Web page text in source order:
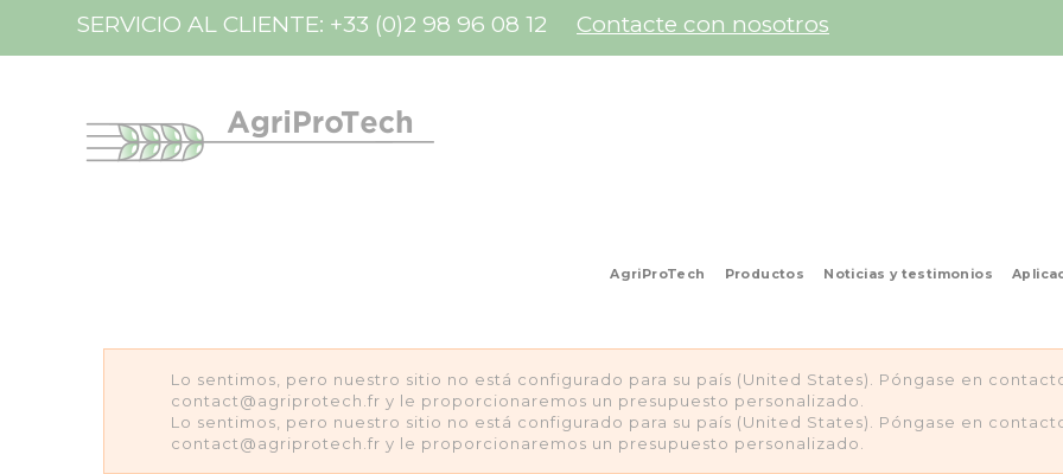
SERVICIO AL CLIENTE: +33 (0)2 98 96 08 12 Contacte con nosotros
AgriProTech Productos Noticias y testimonios
Lo sentimos, pero nuestro sitio no está configurado para su país (United States). Póngase en
contact@agriprotech.fr y le proporcionaremos un presupuesto personalizado.
Lo sentimos, pero nuestro sitio no está configurado para su país (United States). Póngase en
contact@agriprotech.fr y le proporcionaremos un presupuesto personalizado.